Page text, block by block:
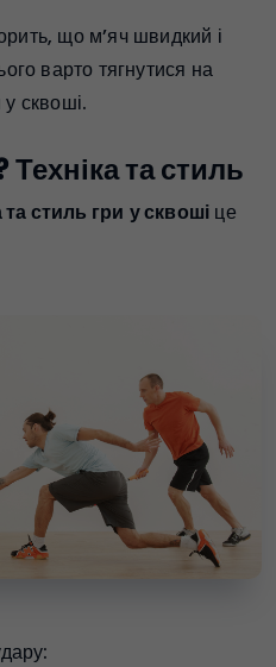
що м’яч швидкий і
варто тягнутися на
сквоші.
та стиль
та стиль гри у сквоші це